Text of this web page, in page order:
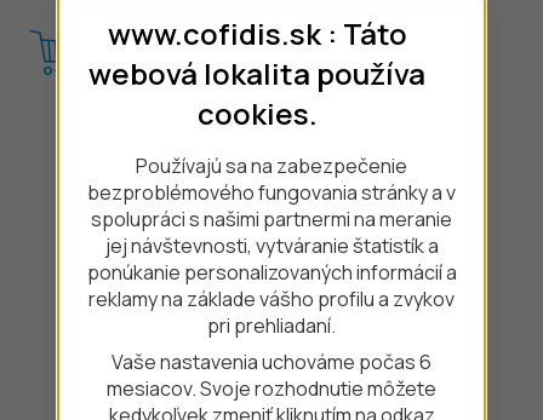
Nákup na splátky
Auto na splátky
Mobil na splátky
Notebook na splátky
Sedačky na splátky
Štvorkolky na splátky
Elektroauto na splátky
Hybrid na splátky
www.cofidis.sk : Táto
webová lokalita používa
cookies.
Používajú sa na zabezpečenie
bezproblémového fungovania stránky a v
spolupráci s našimi partnermi na meranie
jej návštevnosti, vytváranie štatistík a
ponúkanie personalizovaných informácií a
reklamy na základe vášho profilu a zvykov
pri prehliadaní.
Vaše nastavenia uchováme počas 6
mesiacov. Svoje rozhodnutie môžete
kedykoľvek zmeniť kliknutím na odkaz